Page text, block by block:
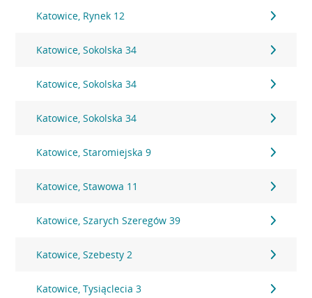
Katowice, Rynek 12
Katowice, Sokolska 34
Katowice, Sokolska 34
Katowice, Sokolska 34
Katowice, Staromiejska 9
Katowice, Stawowa 11
Katowice, Szarych Szeregów 39
Katowice, Szebesty 2
Katowice, Tysiąclecia 3